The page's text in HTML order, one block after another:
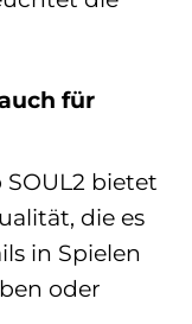
für
bietet
die es
in Spielen
oder